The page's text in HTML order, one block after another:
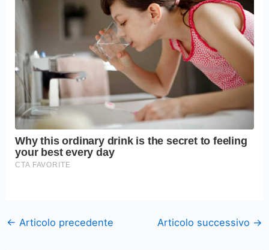
← Articolo precedente Articolo successivo →